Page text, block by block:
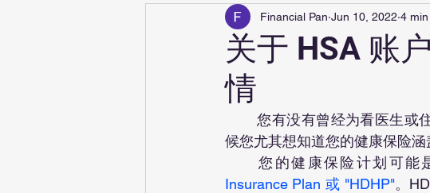
关于 HSA 账
情
Financial Pan Jun 10, 2022 4
	您有没有曾经为看医生或住院后收到账单，说您欠他们一大笔钱，而感到惊讶？这个时
候您尤其想知道您的健康保险涵
您的健康保险计划可能
Insurance Plan 或 "HDHP"。